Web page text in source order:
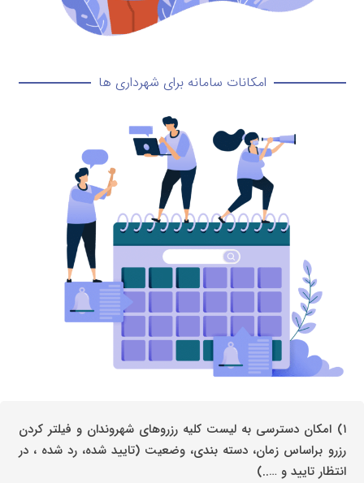
امکانات سامانه برای شهرداری ها
۱) امکان دسترسی به لیست کلیه رزروهای شهروندان و فیلتر کردن
رزرو براساس زمان، دسته بندی، وضعیت (تایید شده، رد شده ، در
انتظار تایید و …..)